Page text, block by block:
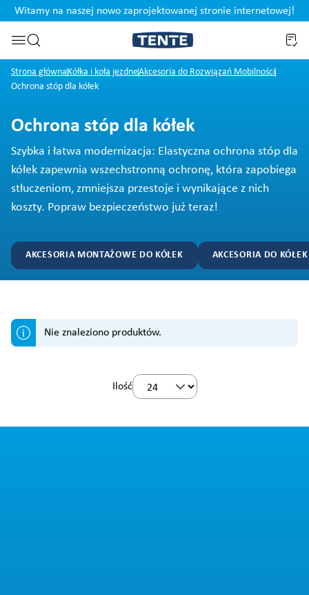
Przejdź do wyszukiwania
Witamy na naszej nowo zaprojektowanej stronie internetowej!
Strona główna Kółka i koła jezdneAkcesoria do Rozwiązań Mobilności
Ochrona stóp dla kółek
Ochrona stóp dla kółek
Szybka i łatwa modernizacja: Elastyczna ochrona stóp dla
kółek zapewnia wszechstronną ochronę, która zapobiega
stłuczeniom, zmniejsza przestoje i wynikające z nich
koszty. Popraw bezpieczeństwo już teraz!
AKCESORIA MONTAŻOWE DO KÓŁEK AKCESORIA DO
Nie znaleziono produktów.
Ilość